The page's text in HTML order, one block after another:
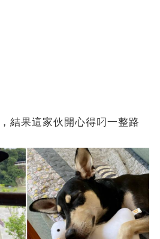
結果這家伙開心得叼一整路